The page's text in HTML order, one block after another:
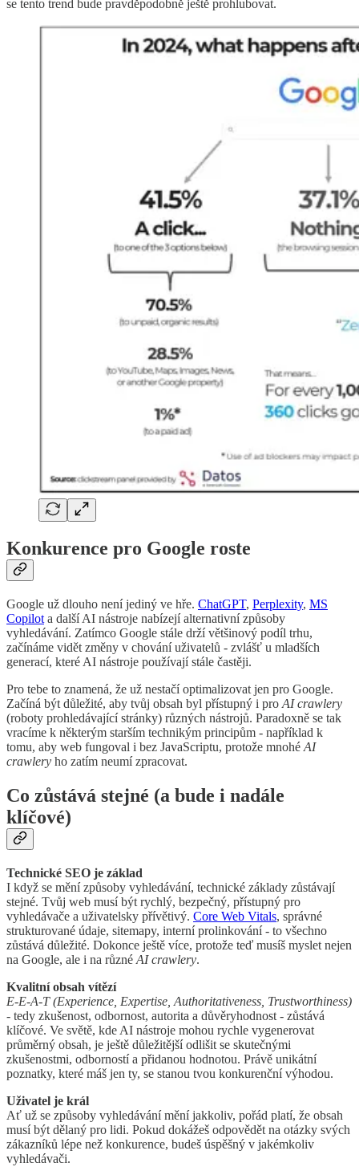
se tento trend bude pravděpodobně ještě prohlubovat.
Konkurence pro Google roste
Google už dlouho není jediný ve hře. ChatGPT, Perplexity, MS
Copilot a další AI nástroje nabízejí alternativní způsoby
vyhledávání. Zatímco Google stále drží většinový podíl trhu,
začínáme vidět změny v chování uživatelů - zvlášť u mladších
generací, které AI nástroje používají stále častěji.
Pro tebe to znamená, že už nestačí optimalizovat jen pro Google.
Začíná být důležité, aby tvůj obsah byl přístupný i pro AI crawlery
(roboty prohledávající stránky) různých nástrojů. Paradoxně se tak
vracíme k některým starším technikým principům - například k
tomu, aby web fungoval i bez JavaScriptu, protože mnohé AI
crawlery ho zatím neumí zpracovat.
Co zůstává stejné (a bude i nadále
klíčové)
Technické SEO je základ
I když se mění způsoby vyhledávání, technické základy zůstávají
stejné. Tvůj web musí být rychlý, bezpečný, přístupný pro
vyhledávače a uživatelsky přívětivý. Core Web Vitals, správné
strukturované údaje, sitemapy, interní prolinkování - to všechno
zůstává důležité. Dokonce ještě více, protože teď musíš myslet nejen
na Google, ale i na různé AI crawlery.
Kvalitní obsah vítězí
E-E-A-T (Experience, Expertise, Authoritativeness, Trustworthiness)
- tedy zkušenost, odbornost, autorita a důvěryhodnost - zůstává
klíčové. Ve světě, kde AI nástroje mohou rychle vygenerovat
průměrný obsah, je ještě důležitější odlišit se skutečnými
zkušenostmi, odborností a přidanou hodnotou. Právě unikátní
poznatky, které máš jen ty, se stanou tvou konkurenční výhodou.
Uživatel je král
Ať už se způsoby vyhledávání mění jakkoliv, pořád platí, že obsah
musí být dělaný pro lidi. Pokud dokážeš odpovědět na otázky svých
zákazníků lépe než konkurence, budeš úspěšný v jakémkoliv
vyhledávači.